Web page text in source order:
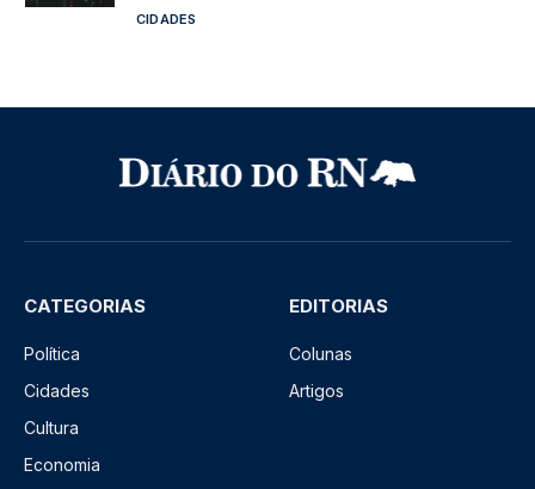
CIDADES
CATEGORIAS
Política
Cidades
Cultura
Economia
EDITORIAS
Colunas
Artigos